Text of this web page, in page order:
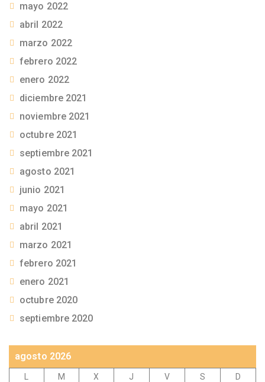
mayo 2022
abril 2022
marzo 2022
febrero 2022
enero 2022
diciembre 2021
noviembre 2021
octubre 2021
septiembre 2021
agosto 2021
junio 2021
mayo 2021
abril 2021
marzo 2021
febrero 2021
enero 2021
octubre 2020
septiembre 2020
agosto 2026
L M X J V S
D